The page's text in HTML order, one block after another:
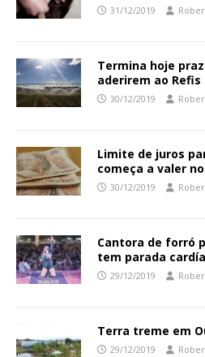
31/12/2019
Termina hoje
aderirem ao Refis
30/12/2019
Limite de juros
começa a valer
30/12/2019
Cantora de forró
tem parada
29/12/2019
Terra treme em
29/12/2019